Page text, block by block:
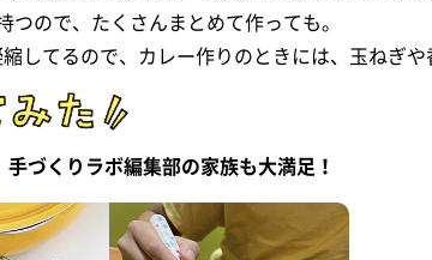
つので、たくさんまとめて作っても。
縮してるので、カレー作りのときには、玉ねぎ
手づくりラボ編集部の家族も大満足！